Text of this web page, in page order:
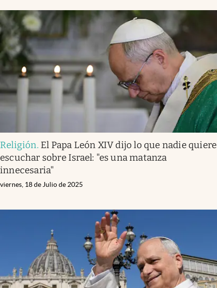
Religión. El Papa León XIV dijo lo que nadie quiere
escuchar sobre Israel: "es una matanza
innecesaria"
viernes, 18 de Julio de 2025